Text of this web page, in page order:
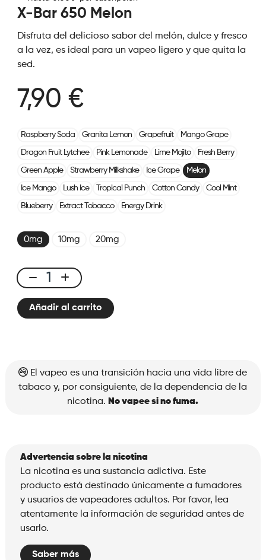
X-Bar 650 Melon
Disfruta del delicioso sabor del melón, dulce y fresco
a la vez, es ideal para un vapeo ligero y que quita la
sed.
7,90 €
Raspberry Soda Granita Lemon Grapefruit Mango Grape
Dragon Fruit Lytchee Pink Lemonade Lime Mojito Fresh Berry
Green Apple Strawberry Milkshake Ice Grape Melon
Ice Mango Lush Ice Tropical Punch Cotton Candy Cool Mint
Blueberry Extract Tobacco Energy Drink
0mg 10mg 20mg
X-
Bar
650Añadir al carrito
El vapeo es una transición hacia una vida libre de
tabaco y, por consiguiente, de la dependencia de la
nicotina. No vapee si no fuma.
Advertencia sobre la nicotina
La nicotina es una sustancia adictiva. Este
producto está destinado únicamente a fumadores
y usuarios de vapeadores adultos. Por favor, lea
atentamente la información de seguridad antes de
usarlo.
Saber más